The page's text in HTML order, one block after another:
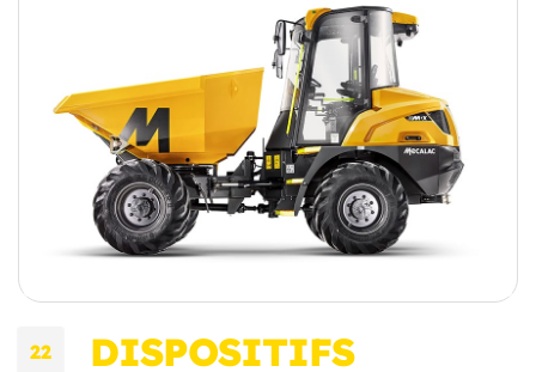
22 DISPOSITIFS